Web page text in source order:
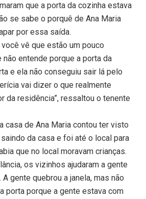
que a porta da cozinha estava
se sabe o porquê de Ana Maria
por essa saída.
vê que estão um pouco
entende porque a porta da
e ela não conseguiu sair lá pelo
vai dizer o que realmente
da residência”, ressaltou o tenente
casa de Ana Maria contou ter visto
da casa e foi até o local para
que no local moravam crianças.
os vizinhos ajudaram a gente
gente quebrou a janela, mas não
porta porque a gente estava com